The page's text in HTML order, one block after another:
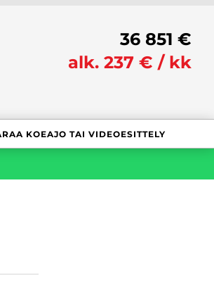
36 851 €
alk. 237 € / kk
KOEAJO TAI VIDEOESITTELY